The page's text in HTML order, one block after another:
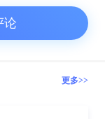
论
更多>>